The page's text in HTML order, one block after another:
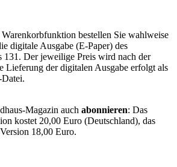
bestellen Sie wahlweise
digitale Ausgabe (E-Paper) des
131. Der jeweilige Preis wird nach der
Lieferung der digitalen Ausgabe erfolgt als
Magazin auch abonnieren: Das
kostet 20,00 Euro (Deutschland), das
18,00 Euro.